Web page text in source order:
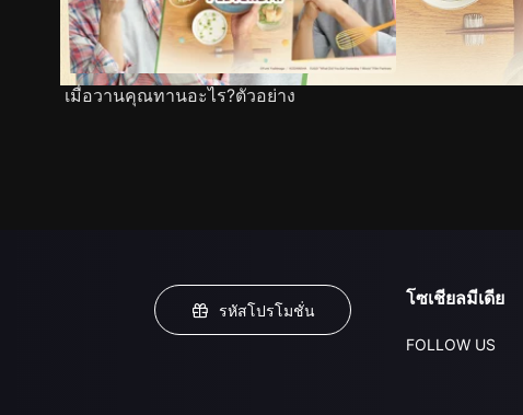
เมื่อวานคุณทานอะไร?ตัวอย่าง
รหัสโปรโมชั่น
โซเชียลมีเดีย
FOLLOW US